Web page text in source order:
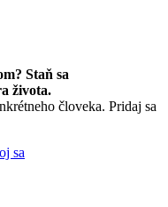
Staň sa
života.
človeka. Pridaj sa
sa